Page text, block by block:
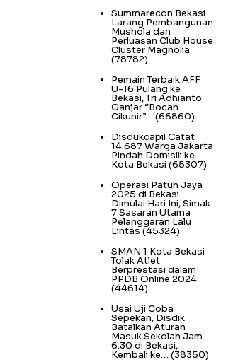
Summarecon Bekasi
Larang Pembangunan
Mushola dan
Perluasan Club House
Cluster Magnolia
(78782)
Pemain Terbaik AFF
U-16 Pulang ke
Bekasi, Tri Adhianto
Ganjar “Bocah
Cikunir”… (66860)
Disdukcapil Catat
14.687 Warga Jakarta
Pindah Domisili ke
Kota Bekasi (65307)
Operasi Patuh Jaya
2025 di Bekasi
Dimulai Hari Ini, Simak
7 Sasaran Utama
Pelanggaran Lalu
Lintas(45324)
SMAN 1 Kota Bekasi
Tolak Atlet
Berprestasi dalam
PPDB Online 2024
(44614)
Usai Uji Coba
Sepekan, Disdik
Batalkan Aturan
Masuk Sekolah Jam
6.30 di Bekasi,
Kembali ke… (38350)